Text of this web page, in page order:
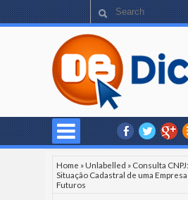
Home »Unlabelled » Consulta
Situação Cadastral de uma
Futuros